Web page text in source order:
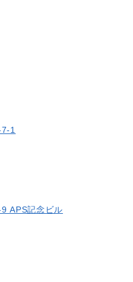
7-1
APS記念ビル